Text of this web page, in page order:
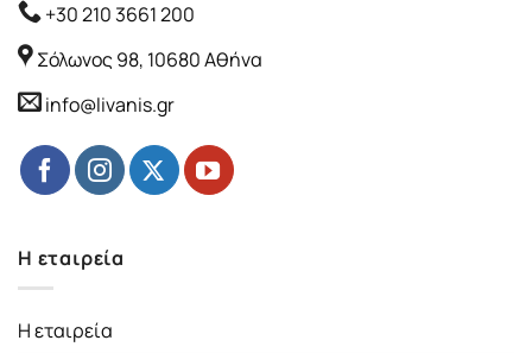
+30 210 3661 200
Σόλωνος 98, 10680 Αθήνα
info@livanis.gr
Η εταιρεία
Η εταιρεία